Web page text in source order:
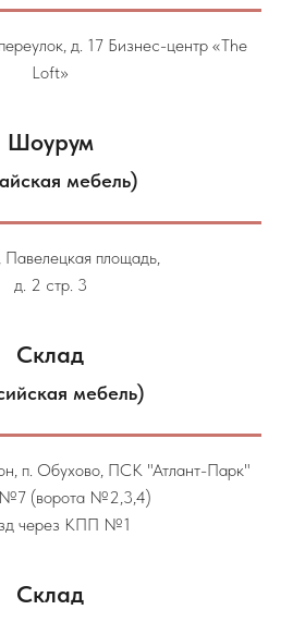
д. 17 Бизнес-центр «The
Loft»
Шоурум
мебель)
площадь,
д. 2 стр. 3
Склад
мебель)
п. Обухово, ПСК "Атлант-Парк"
(ворота №2,3,4)
через КПП №1
Склад